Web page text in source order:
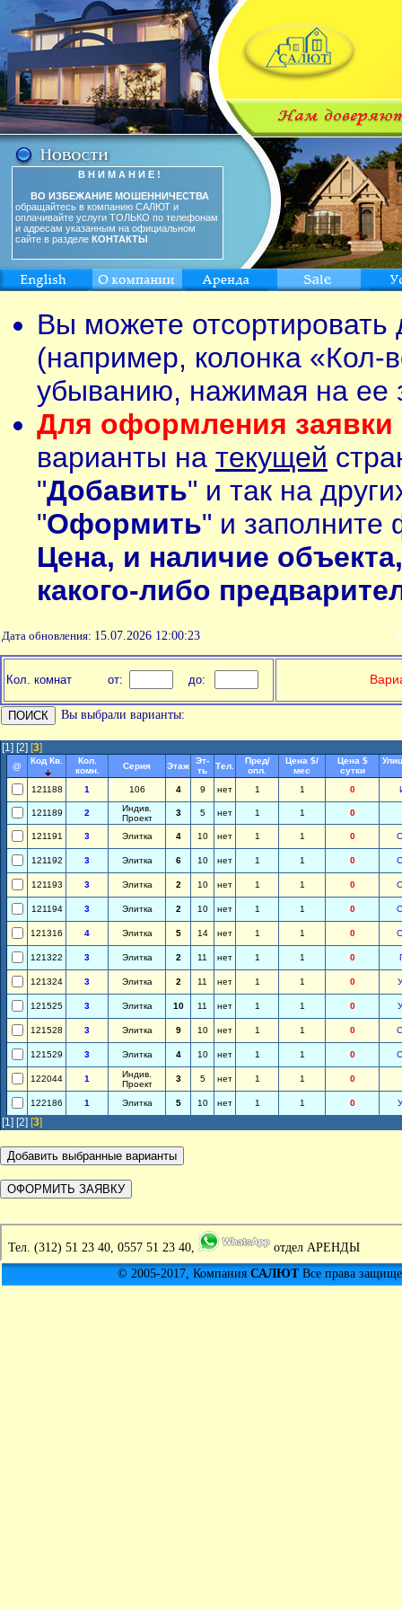
В Н И М А Н И Е !
ВО ИЗБЕЖАНИЕ МОШЕННИЧЕСТВА
обращайтесь в компанию САЛЮТ и
оплачивайте услуги ТОЛЬКО по телефонам
и адресам указанным на официальном
сайте в разделе КОНТАКТЫ
Вы можете
(например, колонка «Кол-
убыванию, нажимая на ее
Для оформления заявки
варианты на текущей
"Добавить" и так на
"Оформить" и заполните
Цена, и наличие
какого-либо
Дата обновления: 15.07.2026 12:00:23
Кол. комнат от: до:
Вы выбрали варианты:
[1] [2] [3]
@
Код Кв.
Кол.
комн.
Серия Этаж
Эт-
ть
Тел.
Пред/
опл.
Цена $/
мес
Цена $
сутки
121188 1 106 4 9 нет 1 1 0
121189 2
Индив.
Проект
3 5 нет 1 1 0
121191 3 Элитка 4 10 нет 1 1 0
121192 3 Элитка 6 10 нет 1 1 0
121193 3 Элитка 2 10 нет 1 1 0
121194 3 Элитка 2 10 нет 1 1 0
121316 4 Элитка 5 14 нет 1 1 0
121322 3 Элитка 2 11 нет 1 1 0
121324 3 Элитка 2 11 нет 1 1 0
121525 3 Элитка 10 11 нет 1 1 0
121528 3 Элитка 9 10 нет 1 1 0
121529 3 Элитка 4 10 нет 1 1 0
122044 1
Индив.
Проект
3 5 нет 1 1 0
122186 1 Элитка 5 10 нет 1 1 0
[1] [2] [3]
Тел. (312) 51 23 40, 0557 51 23 40,
отдел АРЕНДЫ
© 2005-2017, Компания САЛЮТВсе права